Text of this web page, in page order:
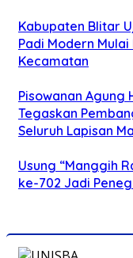
Kabupaten Blitar
Padi Modern
Kecamatan
Pisowanan Agung
Tegaskan
Seluruh Lapisan
Usung “Manggih
ke-702 Jadi